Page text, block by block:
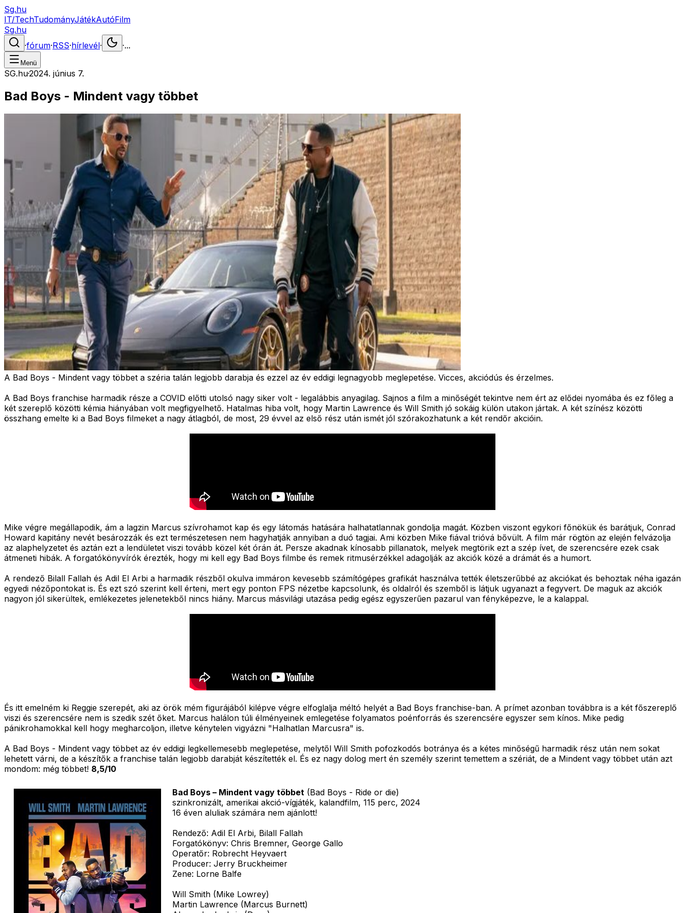
Sg.hu
IT/TechTudományJátékAutóFilm
Sg.hu
·fórum·RSS·hírlevél· ·...
Menü
SG.hu·2024. június 7.
Bad Boys - Mindent vagy többet
A Bad Boys - Mindent vagy többet a széria talán legjobb darabja és ezzel az év eddigi legnagyobb meglepetése. Vicces, akciódús és érzelmes.
A Bad Boys franchise harmadik része a COVID előtti utolsó nagy siker volt - legalábbis anyagilag. Sajnos a film a minőségét tekintve nem ért az elődei nyomába és ez főleg a
két szereplő közötti kémia hiányában volt megfigyelhető. Hatalmas hiba volt, hogy Martin Lawrence és Will Smith jó sokáig külön utakon jártak. A két színész közötti
összhang emelte ki a Bad Boys filmeket a nagy átlagból, de most, 29 évvel az első rész után ismét jól szórakozhatunk a két rendőr akcióin.
Mike végre megállapodik, ám a lagzin Marcus szívrohamot kap és egy látomás hatására halhatatlannak gondolja magát. Közben viszont egykori főnökük és barátjuk, Conrad
Howard kapitány nevét besározzák és ezt természetesen nem hagyhatják annyiban a duó tagjai. Ami közben Mike fiával trióvá bővült. A film már rögtön az elején felvázolja
az alaphelyzetet és aztán ezt a lendületet viszi tovább közel két órán át. Persze akadnak kínosabb pillanatok, melyek megtörik ezt a szép ívet, de szerencsére ezek csak
átmeneti hibák. A forgatókönyvírók érezték, hogy mi kell egy Bad Boys filmbe és remek ritmusérzékkel adagolják az akciók közé a drámát és a humort.
A rendező Bilall Fallah és Adil El Arbi a harmadik részből okulva immáron kevesebb számítógépes grafikát használva tették életszerűbbé az akciókat és behoztak néha igazán
egyedi nézőpontokat is. És ezt szó szerint kell érteni, mert egy ponton FPS nézetbe kapcsolunk, és oldalról és szemből is látjuk ugyanazt a fegyvert. De maguk az akciók
nagyon jól sikerültek, emlékezetes jelenetekből nincs hiány. Marcus másvilági utazása pedig egész egyszerűen pazarul van fényképezve, le a kalappal.
És itt emelném ki Reggie szerepét, aki az örök mém figurájából kilépve végre elfoglalja méltó helyét a Bad Boys franchise-ban. A prímet azonban továbbra is a két főszereplő
viszi és szerencsére nem is szedik szét őket. Marcus halálon túli élményeinek emlegetése folyamatos poénforrás és szerencsére egyszer sem kínos. Mike pedig
pánikrohamokkal kell hogy megharcoljon, illetve kénytelen vigyázni "Halhatlan Marcusra" is.
A Bad Boys - Mindent vagy többet az év eddigi legkellemesebb meglepetése, melytől Will Smith pofozkodós botránya és a kétes minőségű harmadik rész után nem sokat
lehetett várni, de a készítők a franchise talán legjobb darabját készítették el. És ez nagy dolog mert én személy szerint temettem a szériát, de a Mindent vagy többet után azt
mondom: még többet! 8,5/10
Bad Boys – Mindent vagy többet (Bad Boys - Ride or die)
szinkronizált, amerikai akció-vígjáték, kalandfilm, 115 perc, 2024
16 éven aluliak számára nem ajánlott!
Rendező: Adil El Arbi, Bilall Fallah
Forgatókönyv: Chris Bremner, George Gallo
Operatőr: Robrecht Heyvaert
Producer: Jerry Bruckheimer
Zene: Lorne Balfe
Will Smith (Mike Lowrey)
Martin Lawrence (Marcus Burnett)